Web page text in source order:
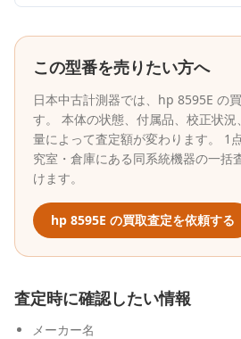
この型番を売りたい方へ
日本中古計測器では、 hp 8595E の
す。 本体の状態、付属品、校正状
量によって査定額が変わります。 1
究室・倉庫にある同系統機器の一括
けます。
hp 8595E の買取査定を依頼する
査定時に確認したい情報
メーカー名